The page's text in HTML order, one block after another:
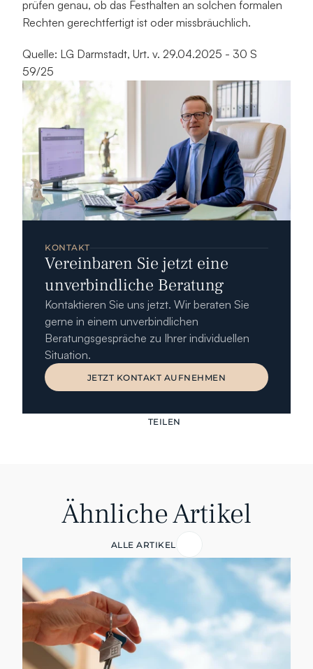
TEILEN
prüfen genau, ob das Festhalten an solchen formalen
Rechten gerechtfertigt ist oder missbräuchlich.
Quelle: LG Darmstadt, Urt. v. 29.04.2025 - 30 S
59/25
KONTAKT
Vereinbaren Sie jetzt eine
unverbindliche Beratung
Kontaktieren Sie uns jetzt. Wir beraten Sie
gerne in einem unverbindlichen
Beratungsgespräche zu Ihrer individuellen
Situation.
JETZT KONTAKT AUFNEHMEN
Ähnliche Artikel
ALLE ARTIKEL